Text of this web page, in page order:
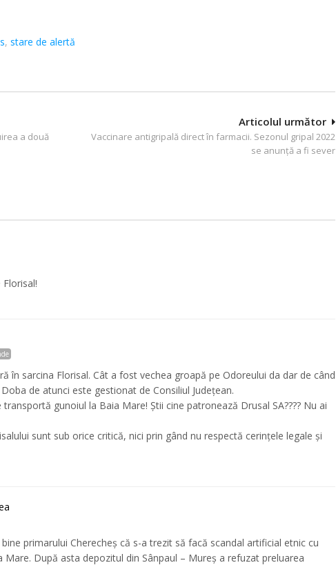
, stare de alertă
Articolul următor
Vaccinare antigripală direct în farmacii. Sezonul gripal 2022
se anunță a fi sever
a două
în sarcina Florisal. Cât a fost vechea groapă pe Odoreului da dar de când
de atunci este gestionat de Consiliul Județean.
gunoiul la Baia Mare! Știi cine patronează Drusal SA???? Nu ai
sunt sub orice critică, nici prin gând nu respectă cerințele legale și
primarului Cherecheș că s-a trezit să facă scandal artificial etnic cu
Mare. După asta depozitul din Sânpaul – Mureș a refuzat preluarea